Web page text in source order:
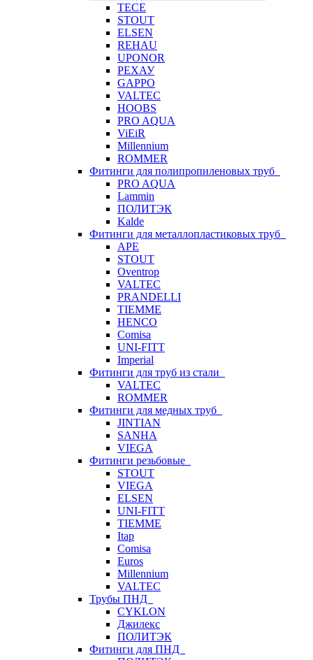
TECE
STOUT
ELSEN
REHAU
UPONOR
РЕХАУ
GAPPO
VALTEC
HOOBS
PRO AQUA
ViEiR
Millennium
ROMMER
Фитинги для полипропиленовых труб
PRO AQUA
Lammin
ПОЛИТЭК
Kalde
Фитинги для металлопластиковых труб
APE
STOUT
Oventrop
VALTEC
PRANDELLI
TIEMME
HENCO
Comisa
UNI-FITT
Imperial
Фитинги для труб из стали
VALTEC
ROMMER
Фитинги для медных труб
JINTIAN
SANHA
VIEGA
Фитинги резьбовые
STOUT
VIEGA
ELSEN
UNI-FITT
TIEMME
Itap
Comisa
Euros
Millennium
VALTEC
Трубы ПНД
CYKLON
Джилекс
ПОЛИТЭК
Фитинги для ПНД